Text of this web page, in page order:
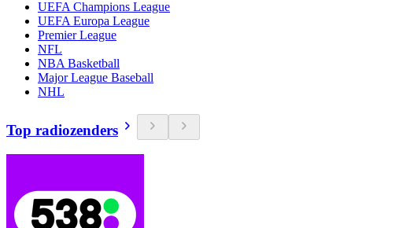
UEFA Champions League
UEFA Europa League
Premier League
NFL
NBA Basketball
Major League Baseball
NHL
Top radiozenders